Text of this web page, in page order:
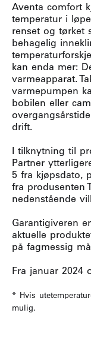
Aventa comfort
temperatur i
renset og tørket
behagelig
kan enda mer:
varmeapparat.
varmepumpen
bobilen eller
drift.
I tilknytning til
Partner
5 fra kjøpsdato,
fra produsenten
nedenstående
Garantigiveren
aktuelle
på fagmessig
Fra januar 2024
* Hvis
mulig.